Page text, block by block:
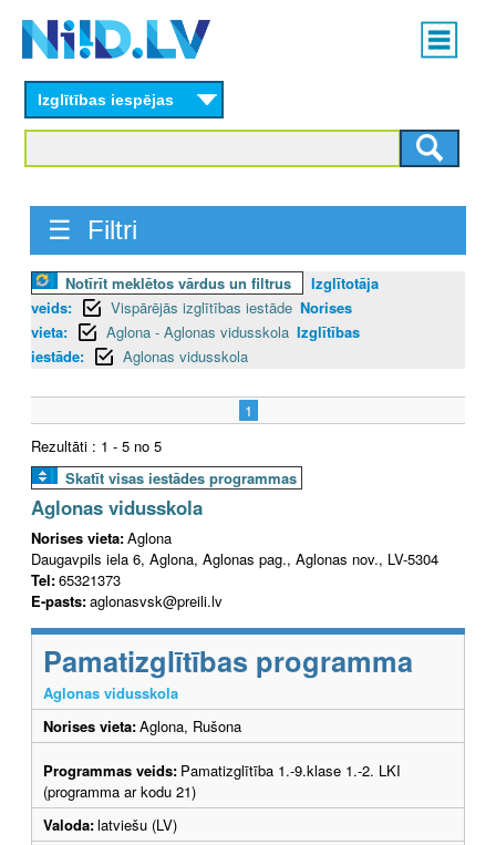
content
Main
menu
Izglītības iespējas
☰ Filtri
Notīrīt meklētos vārdus un filtrus
Izglītotāja
veids:
Vispārējās izglītības iestāde Norises
vieta:
Aglona - Aglonas vidusskola Izglītības
iestāde:
Aglonas vidusskola
1
Rezultāti : 1 - 5 no 5
Skatīt visas iestādes programmas
Aglonas vidusskola
Norises vieta:Aglona
Daugavpils iela 6, Aglona, Aglonas pag., Aglonas nov., LV-5304
Tel:65321373
E-pasts:aglonasvsk@preili.lv
Pamatizglītības programma
Aglonas vidusskola
Norises vieta:Aglona, Rušona
Programmas veids: Pamatizglītība 1.-9.klase 1.-2. LKI
(programma ar kodu 21)
Valoda:latviešu (LV)